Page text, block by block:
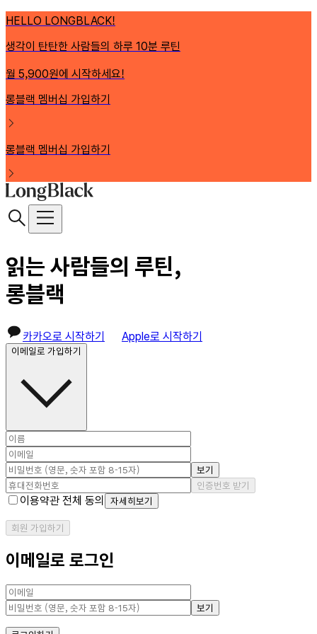
HELLO LONGBLACK!
생각이 탄탄한 사람들의 하루 10분 루틴
월 5,900원에 시작하세요!
롱블랙 멤버십 가입하기
롱블랙 멤버십 가입하기
읽는 사람들의 루틴,
롱블랙
카카오로 시작하기 Apple로 시작하기
이메일로 가입하기
보기
인증번호 받기
이용약관 전체 동의 자세히보기
회원 가입하기
이메일로 로그인
보기